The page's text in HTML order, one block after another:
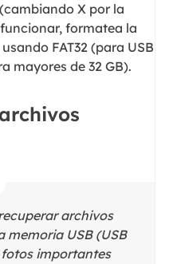
X por la
formatea la
FAT32 (para USB
mayores de 32 GB).
archivos
memoria USB (USB
importantes